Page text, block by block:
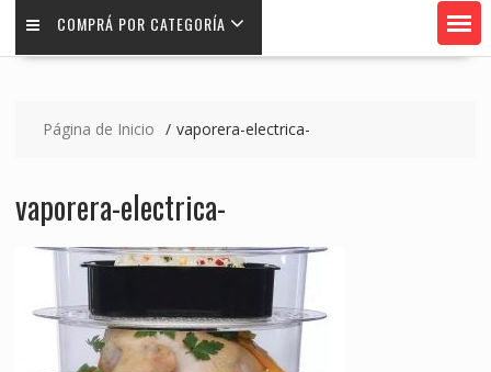
COMPRÁ POR CATEGORÍA
Página de Inicio vaporera-electrica-
vaporera-electrica-